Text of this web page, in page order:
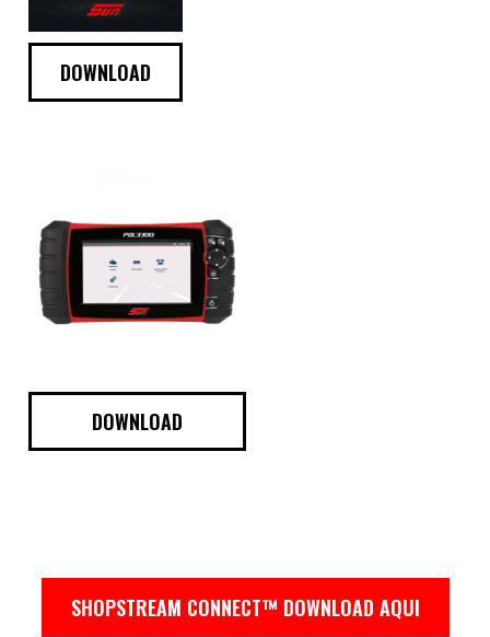
DOWNLOAD
DOWNLOAD
SHOPSTREAM CONNECT™ DOWNLOAD AQUI